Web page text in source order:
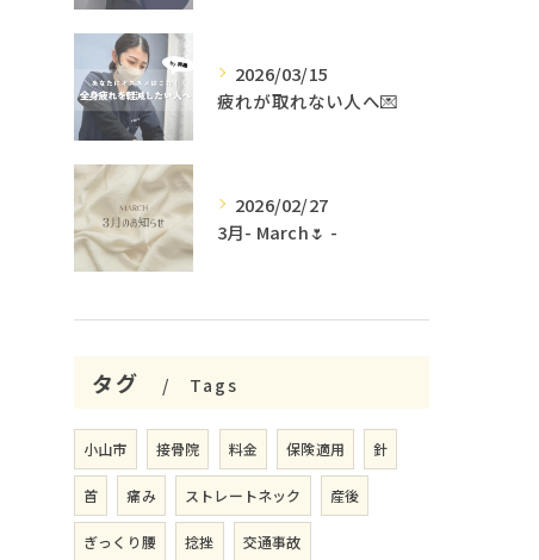
2026/03/15
疲れが取れない人へ💌
2026/02/27
3月- March🌷 -
タグ Tags
小山市 接骨院 料金 保険適用 針
首 痛み ストレートネック 産後
ぎっくり腰 捻挫 交通事故